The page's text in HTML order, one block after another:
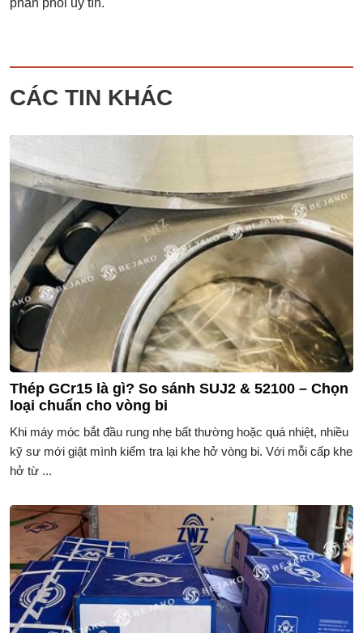
CÁC TIN KHÁC
Thép GCr15 là gì? So sánh SUJ2 & 52100 – Chọn
loại chuẩn cho vòng bi
Khi máy móc bắt đầu rung nhẹ bất thường hoặc quá nhiệt, nhiều
kỹ sư mới giật mình kiểm tra lại khe hở vòng bi. Với mỗi cấp khe
hở từ ...